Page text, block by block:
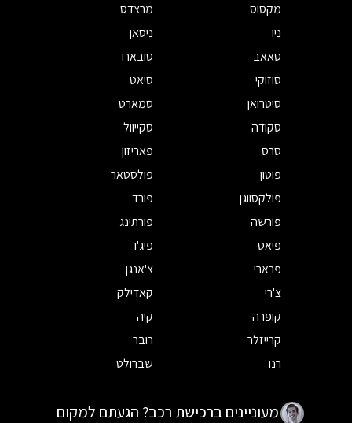
מקסוס
מרצדס
ניו
ניסאן
סאאב
סובארו
סוזוקי
סיאט
סיטרואן
סמארט
סקודה
סקייוול
סרס
פאריזון
פוטון
פולסטאר
פולקסווגן
פורד
פורשה
פורתינג
פיאט
פיג'ו
פרארי
צ'אנגן
צ'רי
קאדילק
קופרה
קיה
קרייזלר
רובר
רנו
שברולט
מעוניינים ברכישת רכב? הגעתם למקום